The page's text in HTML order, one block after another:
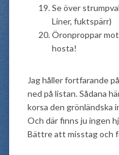
Se över
Liner, fuktspärr)
Öronproppar
hosta!
Jag håller fortfarande
ned på listan. Sådana
korsa den grönländska
Och där finns ju ingen
Bättre att misstag och